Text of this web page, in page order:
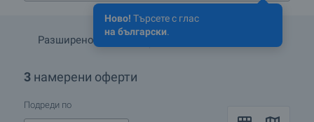
Ново! Търсете с глас
на български.
Разширено търсене
3 намерени оферти
Подреди по